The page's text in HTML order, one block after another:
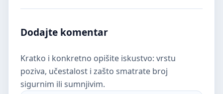
Dodajte komentar
Kratko i konkretno opišite iskustvo: vrstu
poziva, učestalost i zašto smatrate broj
sigurnim ili sumnjivim.